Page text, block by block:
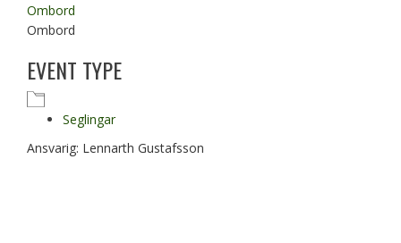
Ombord
Ombord
EVENT TYPE
Seglingar
Ansvarig: Lennarth Gustafsson